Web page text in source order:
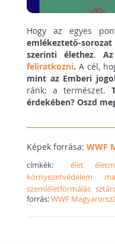
Hogy az egyes
emlékeztető-
szerinti élethez.
feliratkozni. A cél,
mint az Emberi
ránk: a természet.
érdekében? Oszd
Képek forrása:WWF
címkék: élet
környezetvédelem
szemléletformálás
forrás:WWF